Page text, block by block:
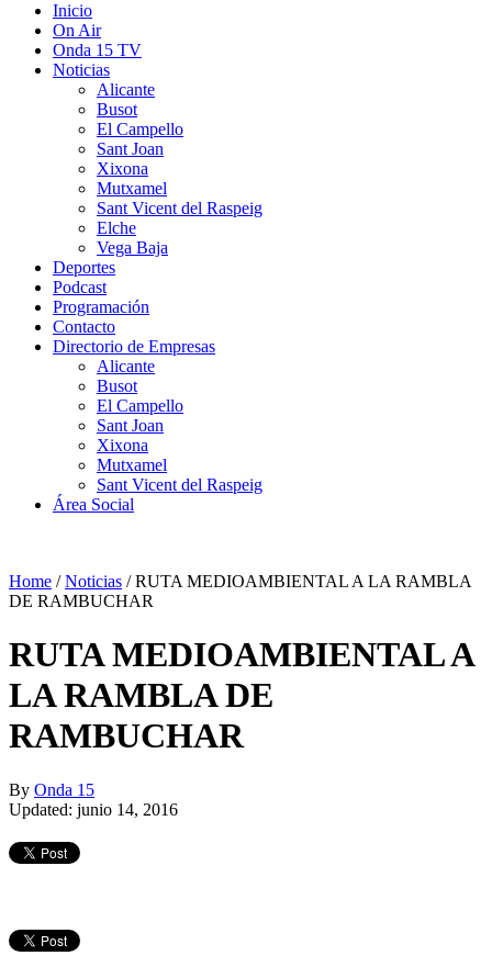
Inicio
On Air
Onda 15 TV
Noticias
Alicante
Busot
El Campello
Sant Joan
Xixona
Mutxamel
Sant Vicent del Raspeig
Elche
Vega Baja
Deportes
Podcast
Programación
Contacto
Directorio de Empresas
Alicante
Busot
El Campello
Sant Joan
Xixona
Mutxamel
Sant Vicent del Raspeig
Área Social
Home /Noticias /RUTA MEDIOAMBIENTAL A LA RAMBLA
DE RAMBUCHAR
RUTA MEDIOAMBIENTAL A
LA RAMBLA DE
RAMBUCHAR
By Onda 15
Updated: junio 14, 2016